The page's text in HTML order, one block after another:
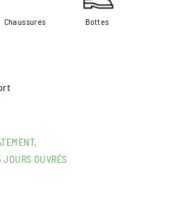
Chaussures Bottes
OUVRÉS